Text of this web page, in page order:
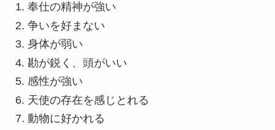
奉仕の精神が強い
争いを好まない
身体が弱い
勘が鋭く、頭がいい
感性が強い
天使の存在を感じとれる
動物に好かれる